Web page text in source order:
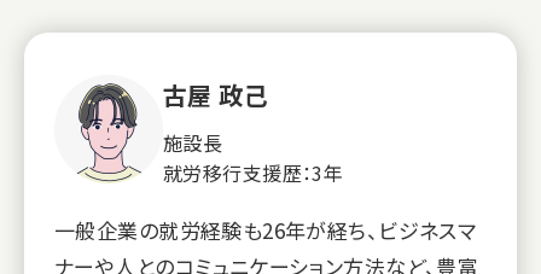
古屋 政己
施設長
就労移行支援歴：3年
一般企業の就労経験も26年が経ち、ビジネスマ
ナーや人とのコミュニケーション方法など、豊富